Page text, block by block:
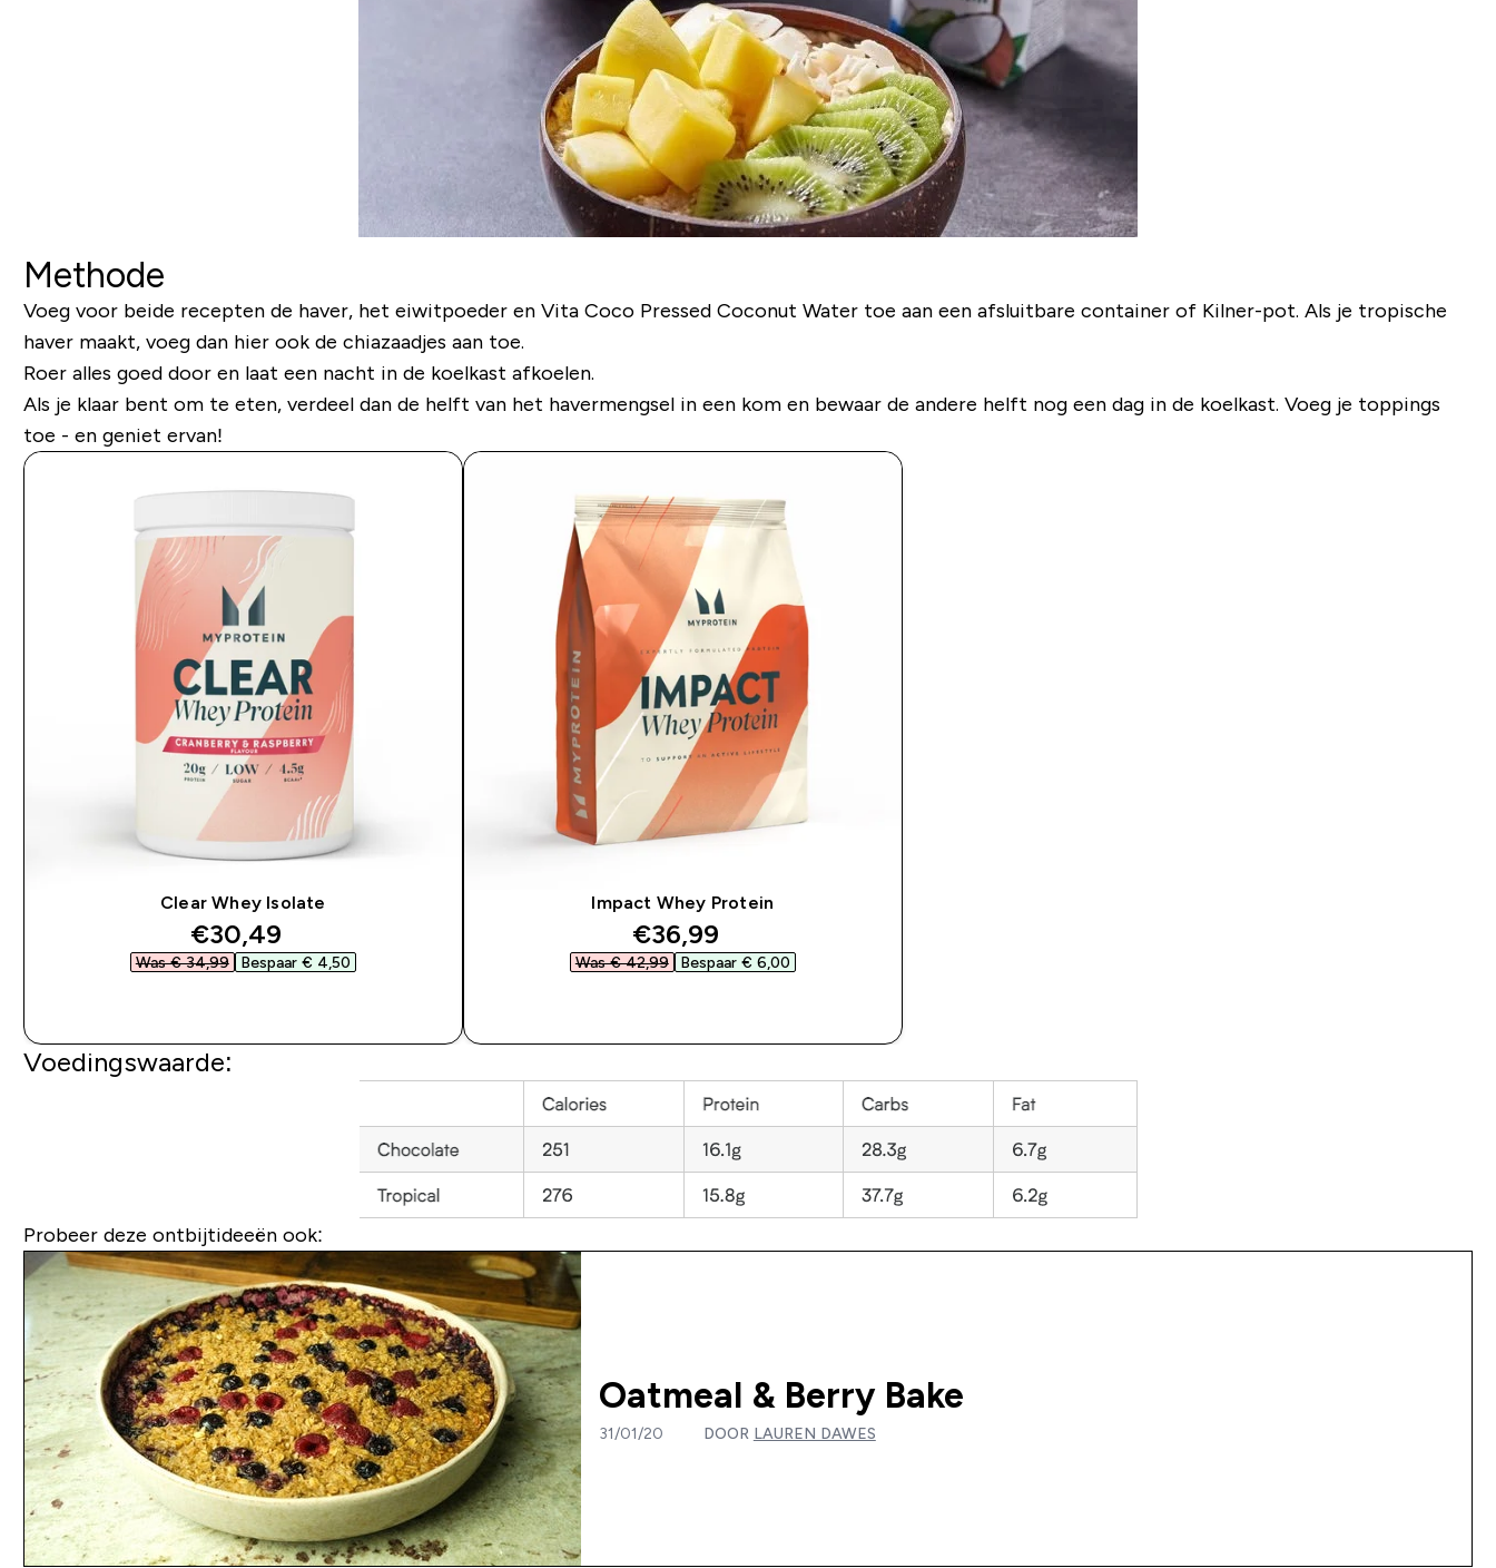
Methode
Voeg voor beide recepten de haver, het eiwitpoeder en Vita Coco Pressed Coconut Water toe aan een afsluitbare container of Kilner-pot. Als je tropische
haver maakt, voeg dan hier ook de chiazaadjes aan toe.
Roer alles goed door en laat een nacht in de koelkast afkoelen.
Als je klaar bent om te eten, verdeel dan de helft van het havermengsel in een kom en bewaar de andere helft nog een dag in de koelkast. Voeg je toppings
toe - en geniet ervan!
Clear Whey Isolate
discounted price
€30,49‎
Was € 34,99‎ Bespaar € 4,50‎
Impact Whey Protein
discounted price
€36,99‎
Was € 42,99‎ Bespaar € 6,00‎
Voedingswaarde:
Probeer deze ontbijtideeën ook:
Oatmeal & Berry Bake
31/01/20 DOOR LAUREN DAWES